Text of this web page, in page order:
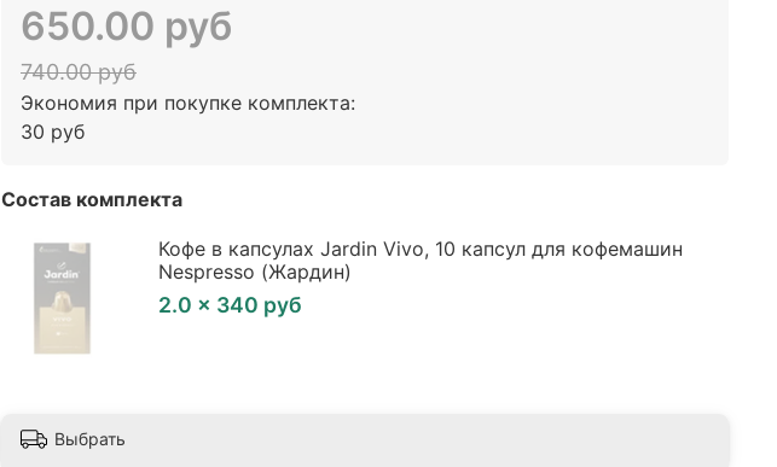
650.00 руб
740.00 руб
Экономия при покупке комплекта:
30 руб
Состав комплекта
Кофе в капсулах Jardin Vivo, 10 капсул для кофемашин
Nespresso (Жардин)
2.0 × 340 руб
Выбрать